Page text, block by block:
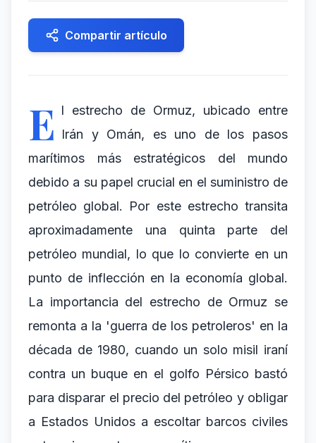
Compartir artículo
E l estrecho de Ormuz, ubicado entre
Irán y Omán, es uno de los pasos
marítimos más estratégicos del mundo
debido a su papel crucial en el suministro de
petróleo global. Por este estrecho transita
aproximadamente una quinta parte del
petróleo mundial, lo que lo convierte en un
punto de inflección en la economía global.
La importancia del estrecho de Ormuz se
remonta a la 'guerra de los petroleros' en la
década de 1980, cuando un solo misil iraní
contra un buque en el golfo Pérsico bastó
para disparar el precio del petróleo y obligar
a Estados Unidos a escoltar barcos civiles